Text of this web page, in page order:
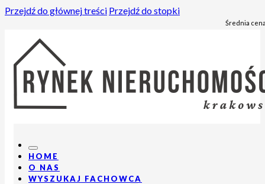
Przejdź do głównej treści Przejdź do stopki
Średnia
HOME
O NAS
WYSZUKAJ FACHOWCA